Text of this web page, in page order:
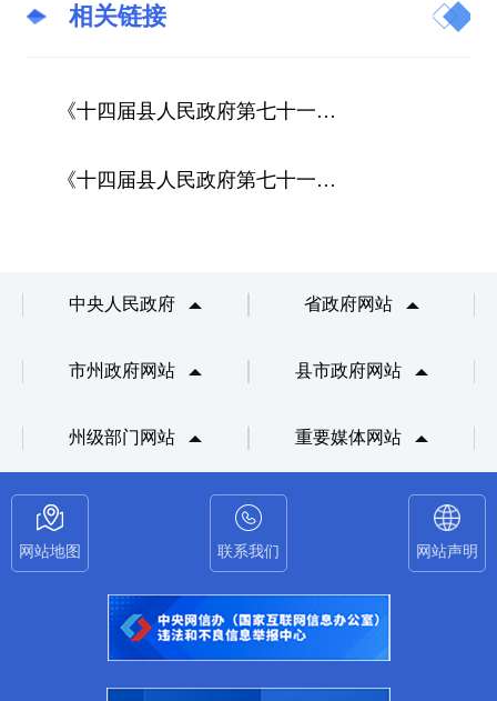
相关链接
《十四届县人民政府第七十一次常务会》图文解读
《十四届县人民政府第七十一次常务会》视频解读
中央人民政府 省政府网站
市州政府网站 县市政府网站
州级部门网站 重要媒体网站
网站地图 联系我们 网站声明